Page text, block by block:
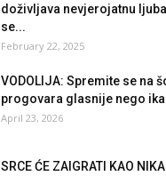
doživljava nevjerojatnu
se...
February 22, 2025
VODOLIJA: Spremite se na
progovara glasnije nego
April 23, 2026
SRCE ĆE ZAIGRATI KAO